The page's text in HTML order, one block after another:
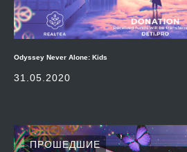
Odyssey Never Alone: Kids
31.05.2020
ПРОШЕДШИЕ